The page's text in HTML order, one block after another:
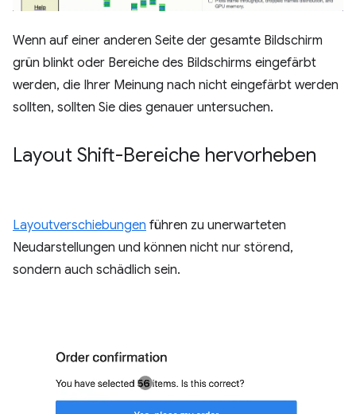
Wenn auf einer anderen Seite der gesamte Bildschirm
grün blinkt oder Bereiche des Bildschirms eingefärbt
werden, die Ihrer Meinung nach nicht eingefärbt werden
sollten, sollten Sie dies genauer untersuchen.
Layout Shift-Bereiche hervorheben
Layoutverschiebungen führen zu unerwarteten
Neudarstellungen und können nicht nur störend,
sondern auch schädlich sein.